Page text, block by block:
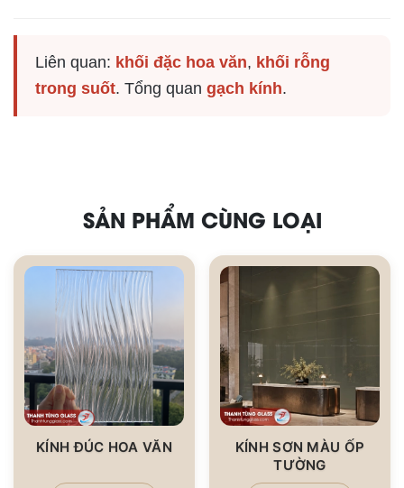
Liên quan: khối đặc hoa văn, khối rỗng
trong suốt. Tổng quan gạch kính.
SẢN PHẨM CÙNG LOẠI
KÍNH ĐÚC HOA VĂN
KÍNH SƠN MÀU ỐP
TƯỜNG